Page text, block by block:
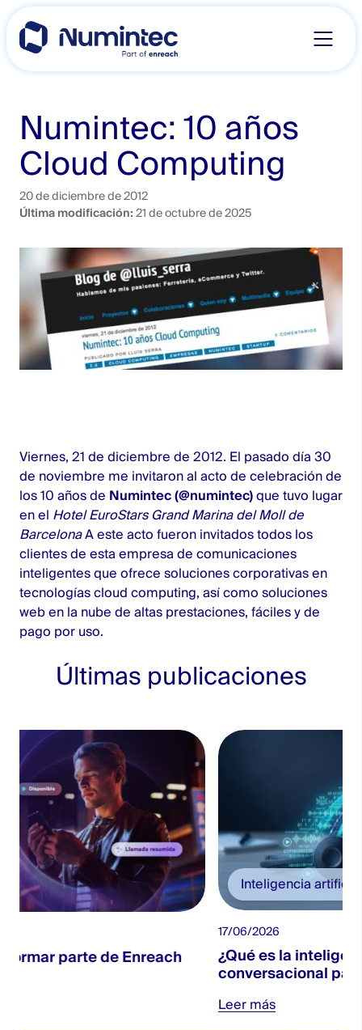
Skip
content
Numintec: 10 años
Cloud Computing
20 de diciembre de 2012
Última modificación: 21 de octubre de 2025
Viernes, 21 de diciembre de 2012. El pasado día 30
de noviembre me invitaron al acto de celebración de
los 10 años de Numintec (@numintec)que tuvo lugar
en el Hotel EuroStars Grand Marina del Moll de
BarcelonaA este acto fueron invitados todos los
clientes de esta empresa de comunicaciones
inteligentes que ofrece soluciones corporativas en
tecnologías cloud computing, así como soluciones
web en la nube de altas prestaciones, fáciles y de
pago por uso.
Últimas publicaciones
Inteligencia artificial
¿Qué es la inteligencia artificial
conversacional para contact centers?